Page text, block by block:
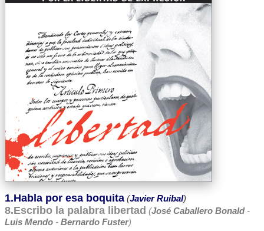
1.Habla por esa boquita (Javier Ruibal)
8.Escribo la palabra libertad (José Caballero Bonald-
Luis Mendo - Bernardo Fuster)